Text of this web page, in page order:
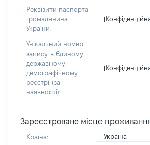
Реквізити паспорта
громадянина
України:
Унікальний номер
запису в Єдиному
державному
демографічному
реєстрі (за
наявності):
Зареєстроване місце
Країна: Україна